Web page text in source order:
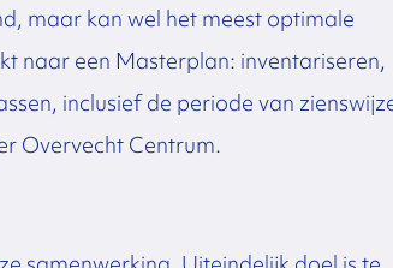
maar kan wel het meest optimale
naar een Masterplan: inventariseren,
inclusief de periode van
Overvecht Centrum.